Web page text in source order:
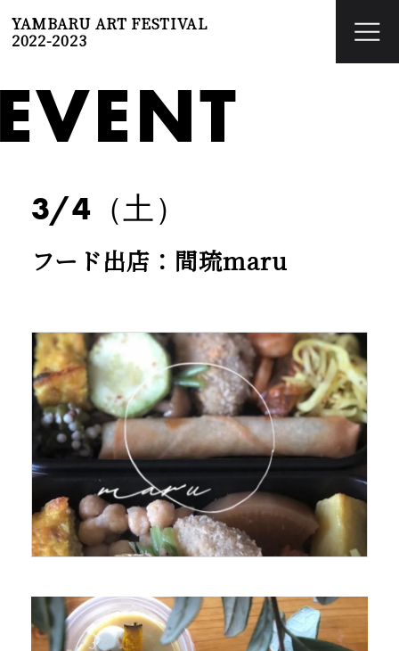
YAMBARU ART FESTIVAL
2022-2023
3/4（土）
フード出店：間琉maru